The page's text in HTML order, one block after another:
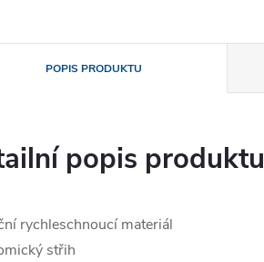
POPIS PRODUKTU
popis produktu
rychleschnoucí materiál
střih